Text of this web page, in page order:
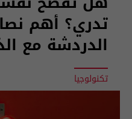
تدري؟ أهم
الدردشة مع
تكنولوجيا